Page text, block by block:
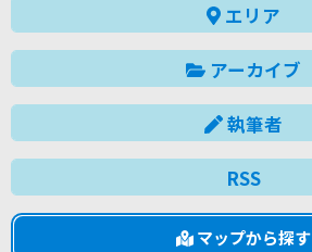
エリア
アーカイブ
執筆者
RSS
マップから探す